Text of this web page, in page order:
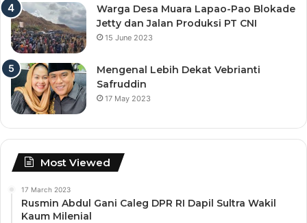
Warga Desa Muara Lapao-Pao Blokade
Jetty dan Jalan Produksi PT CNI
15 June 2023
Mengenal Lebih Dekat Vebrianti
Safruddin
17 May 2023
Most Viewed
17 March 2023
Rusmin Abdul Gani Caleg DPR RI Dapil Sultra Wakil
Kaum Milenial